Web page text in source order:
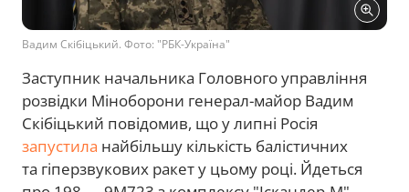
Вадим Скібіцький. Фото: "РБК-Україна"
Заступник начальника Головного управління
розвідки Міноборони генерал-майор Вадим
Скібіцький повідомив, що у липні Росія
запустила найбільшу кількість балістичних
та гіперзвукових ракет у цьому році. Йдеться